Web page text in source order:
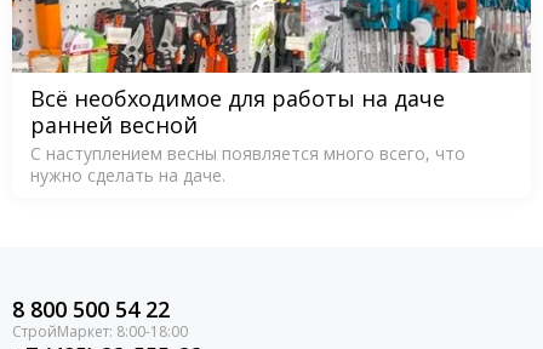
Всё необходимое для работы на даче
ранней весной
С наступлением весны появляется много всего, что
нужно сделать на даче.
8 800 500 54 22